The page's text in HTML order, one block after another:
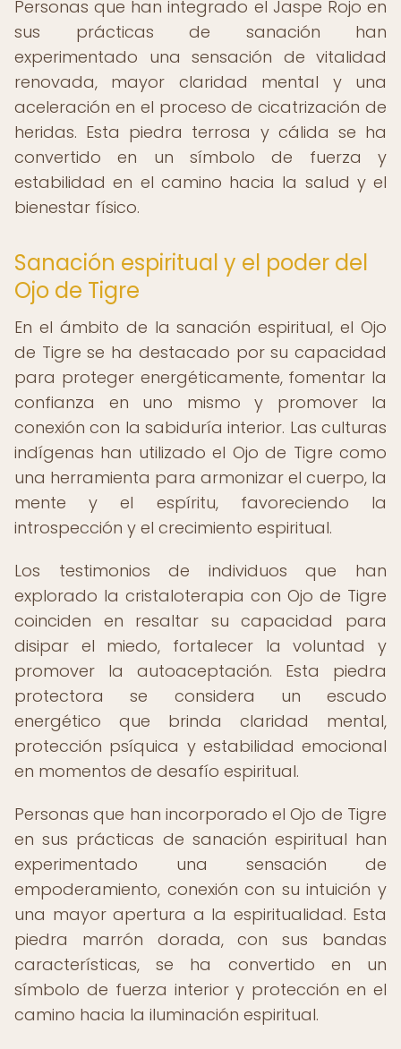
Personas que han integrado el Jaspe Rojo en
sus prácticas de sanación han
experimentado una sensación de vitalidad
renovada, mayor claridad mental y una
aceleración en el proceso de cicatrización de
heridas. Esta piedra terrosa y cálida se ha
convertido en un símbolo de fuerza y
estabilidad en el camino hacia la salud y el
bienestar físico.
Sanación espiritual y el poder del
Ojo de Tigre
En el ámbito de la sanación espiritual, el Ojo
de Tigre se ha destacado por su capacidad
para proteger energéticamente, fomentar la
confianza en uno mismo y promover la
conexión con la sabiduría interior. Las culturas
indígenas han utilizado el Ojo de Tigre como
una herramienta para armonizar el cuerpo, la
mente y el espíritu, favoreciendo la
introspección y el crecimiento espiritual.
Los testimonios de individuos que han
explorado la cristaloterapia con Ojo de Tigre
coinciden en resaltar su capacidad para
disipar el miedo, fortalecer la voluntad y
promover la autoaceptación. Esta piedra
protectora se considera un escudo
energético que brinda claridad mental,
protección psíquica y estabilidad emocional
en momentos de desafío espiritual.
Personas que han incorporado el Ojo de Tigre
en sus prácticas de sanación espiritual han
experimentado una sensación de
empoderamiento, conexión con su intuición y
una mayor apertura a la espiritualidad. Esta
piedra marrón dorada, con sus bandas
características, se ha convertido en un
símbolo de fuerza interior y protección en el
camino hacia la iluminación espiritual.